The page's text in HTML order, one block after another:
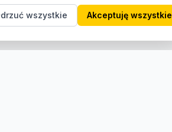
wszystkie Akceptuję wszystkie